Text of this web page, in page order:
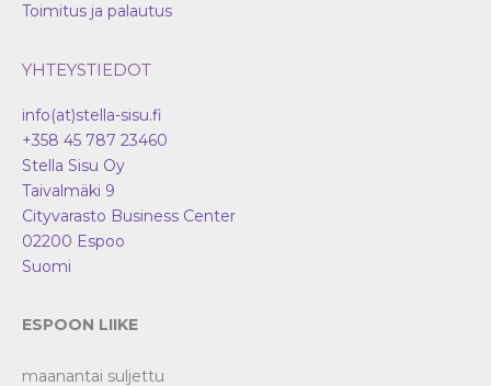
Toimitus ja palautus
YHTEYSTIEDOT
info(at)stella-sisu.fi
+358 45 787 23460
Stella Sisu Oy
Taivalmäki 9
Cityvarasto Business Center
02200 Espoo
Suomi
ESPOON LIIKE
maanantai suljettu